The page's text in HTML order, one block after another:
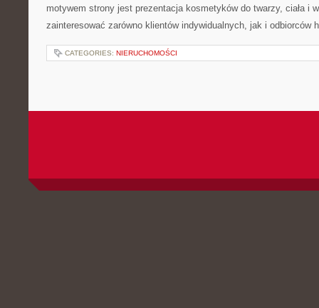
motywem strony jest prezentacja kosmetyków do twarzy, ciała i
zainteresować zarówno klientów indywidualnych, jak i
CATEGORIES: NIERUCHOMOŚCI